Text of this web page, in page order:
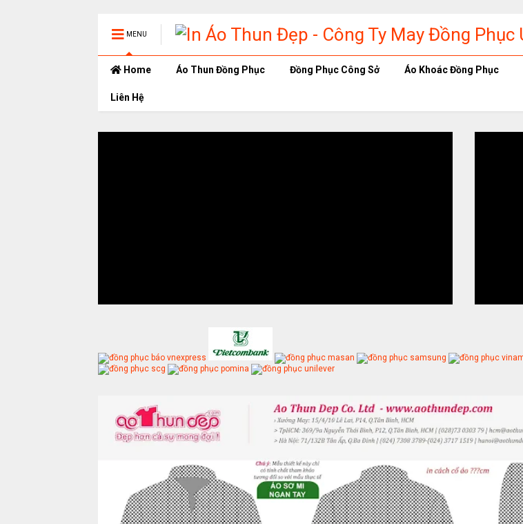
MENU
Home Áo Thun Đồng Phục Đồng Phục Công Sở Áo Khoác Đồng Phục
Liên Hệ